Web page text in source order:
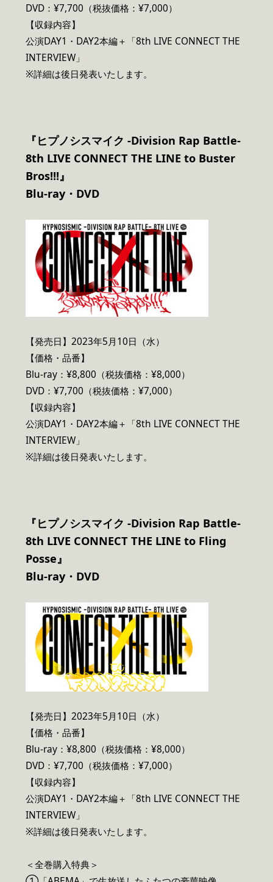
DVD：¥7,700（税抜価格：¥7,000）
【収録内容】
公演DAY1・DAY2本編＋「8th LIVE CONNECT THE
INTERVIEW」
※詳細は後日発表いたします。
『ヒプノシスマイク -Division Rap Battle-
8th LIVE CONNECT THE LINE to Buster
Bros!!!』
Blu-ray・DVD
【発売日】2023年5月10日（水）
【価格・品番】
Blu-ray：¥8,800（税抜価格：¥8,000）
DVD：¥7,700（税抜価格：¥7,000）
【収録内容】
公演DAY1・DAY2本編＋「8th LIVE CONNECT THE
INTERVIEW」
※詳細は後日発表いたします。
『ヒプノシスマイク -Division Rap Battle-
8th LIVE CONNECT THE LINE to Fling
Posse』
Blu-ray・DVD
【発売日】2023年5月10日（水）
【価格・品番】
Blu-ray：¥8,800（税抜価格：¥8,000）
DVD：¥7,700（税抜価格：¥7,000）
【収録内容】
公演DAY1・DAY2本編＋「8th LIVE CONNECT THE
INTERVIEW」
※詳細は後日発表いたします。
＜全巻購入特典＞